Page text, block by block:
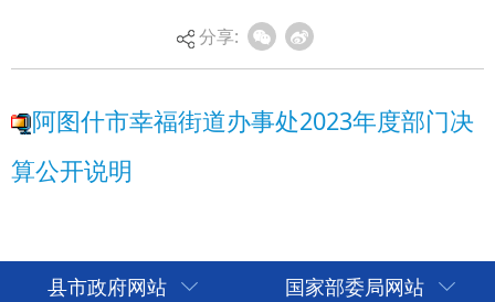
分享:
县市政府网站
国家部委局网站